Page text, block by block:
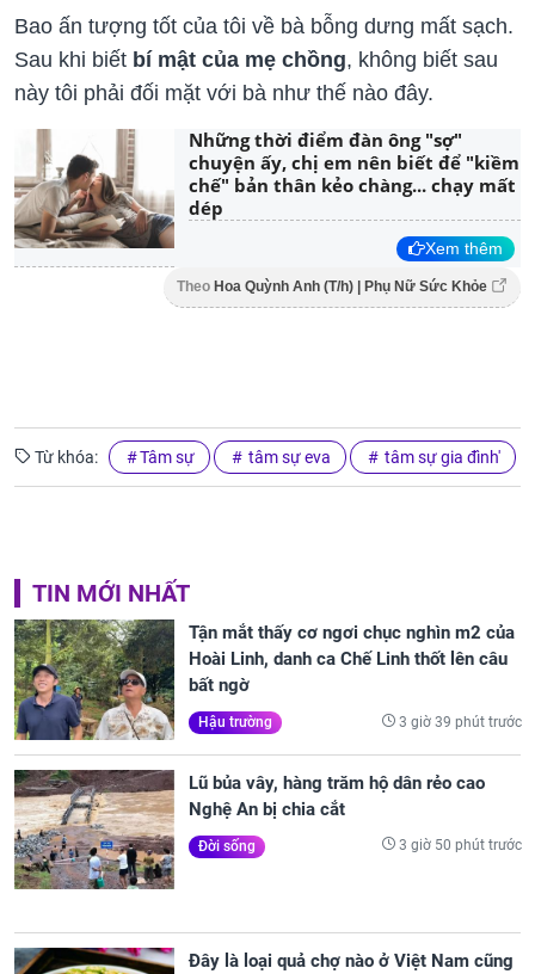
Bao ấn tượng tốt của tôi về bà bỗng dưng mất sạch.
Sau khi biết bí mật của mẹ chồng, không biết sau
này tôi phải đối mặt với bà như thế nào đây.
Những thời điểm đàn ông "sợ"
chuyện ấy, chị em nên biết để "kiềm
chế" bản thân kẻo chàng... chạy mất
dép
Xem thêm
Theo Hoa Quỳnh Anh (T/h) | Phụ Nữ Sức Khỏe
Từ khóa: Tâm sự tâm sự eva tâm sự gia đình'
TIN MỚI NHẤT
Tận mắt thấy cơ ngơi chục nghìn m2 của
Hoài Linh, danh ca Chế Linh thốt lên câu
bất ngờ
Hậu trường 3 giờ 39 phút trước
Lũ bủa vây, hàng trăm hộ dân rẻo cao
Nghệ An bị chia cắt
Đời sống 3 giờ 50 phút trước
Đây là loại quả chợ nào ở Việt Nam cũng